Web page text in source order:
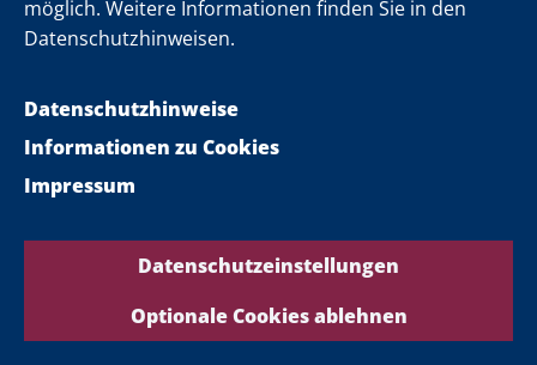
möglich. Weitere Informationen finden Sie in den
Datenschutzhinweisen.
Datenschutzhinweise
Impressum
Informationen zu Cookies
Datenschutzeinstellungen
Optionale Cookies ablehnen
Fernsehen geprägt.
Bitte übermitteln Sie ihm unseren herzlichen
außergewöhnliche Engagement.
Ricarda Hofmann